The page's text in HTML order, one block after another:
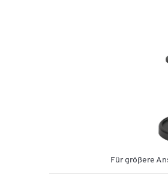
Für größere